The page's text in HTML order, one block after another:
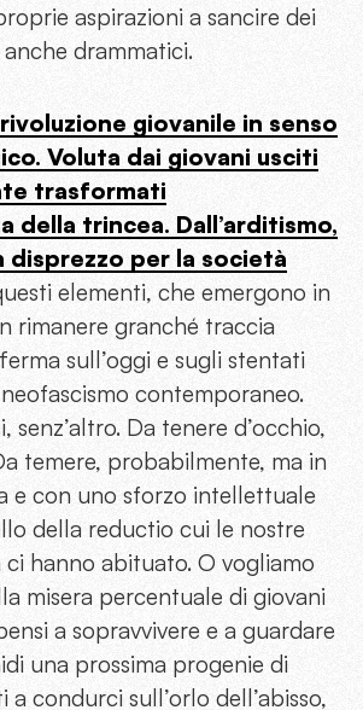
aspirazioni a sancire dei
drammatici.
giovanile in senso
Voluta dai giovani usciti
trasformati
della trincea. Dall’arditismo,
disprezzo per la società
elementi, che emergono in
rimanere granché traccia
sull’oggi e sugli stentati
contemporaneo.
senz’altro. Da tenere d’occhio,
temere, probabilmente, ma in
e con uno sforzo intellettuale
della reductio cui le nostre
hanno abituato. O vogliamo
misera percentuale di giovani
a sopravvivere e a guardare
una prossima progenie di
condurci sull’orlo dell’abisso,